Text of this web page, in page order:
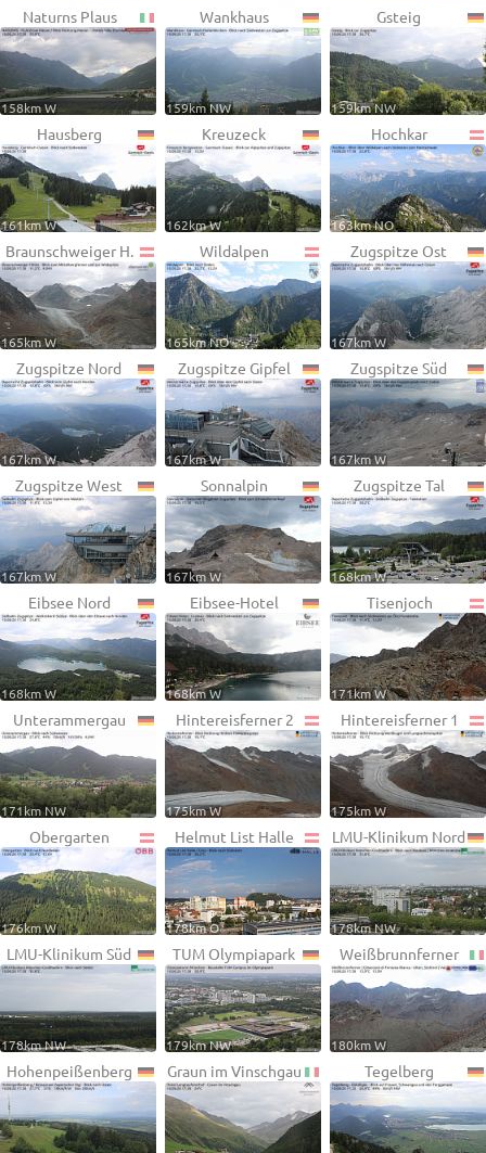
Naturns Plaus
158km W
Wankhaus
159km NW
Gsteig
159km NW
Hausberg
161km W
Kreuzeck
162km W
Hochkar
163km NO
Braunschweiger H.
165km W
Wildalpen
165km NO
Zugspitze Ost
167km W
Zugspitze Nord
167km W
Zugspitze Gipfel
167km W
Zugspitze Süd
167km W
Zugspitze West
167km W
Sonnalpin
167km W
Zugspitze Tal
168km W
Eibsee Nord
168km W
Eibsee-Hotel
168km W
Tisenjoch
171km W
Unterammergau
171km NW
Hintereisferner 2
175km W
Hintereisferner 1
175km W
Obergarten
176km W
Helmut List Halle
178km O
LMU-Klinikum Nord
178km NW
LMU-Klinikum Süd
178km NW
TUM Olympiapark
179km NW
Weißbrunnferner
180km W
Hohenpeißenberg Graun im Vinschgau Tegelberg